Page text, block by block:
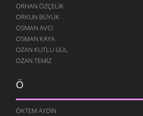
ORHAN ÖZÇELIK
ORKUN BÜYÜK
OSMAN AVCI
OSMAN KAYA
OZAN KUTLU GÜL
OZAN TEMIZ
Ö
ÖKTEM AYDIN